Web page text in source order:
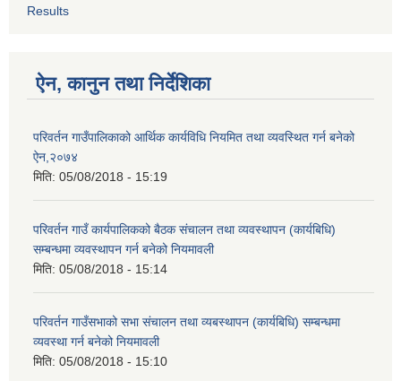
Results
ऐन, कानुन तथा निर्देशिका
परिवर्तन गाउँपालिकाको आर्थिक कार्यविधि नियमित तथा व्यवस्थित गर्न बनेको
ऐन,२०७४
मिति: 05/08/2018 - 15:19
परिवर्तन गाउँ कार्यपालिकको बैठक संचालन तथा व्यवस्थापन (कार्यबिधि)
सम्बन्धमा व्यवस्थापन गर्न बनेको नियमावली
मिति: 05/08/2018 - 15:14
परिवर्तन गाउँसभाको सभा संचालन तथा व्यबस्थापन (कार्यबिधि) सम्बन्धमा
व्यवस्था गर्न बनेको नियमावली
मिति: 05/08/2018 - 15:10